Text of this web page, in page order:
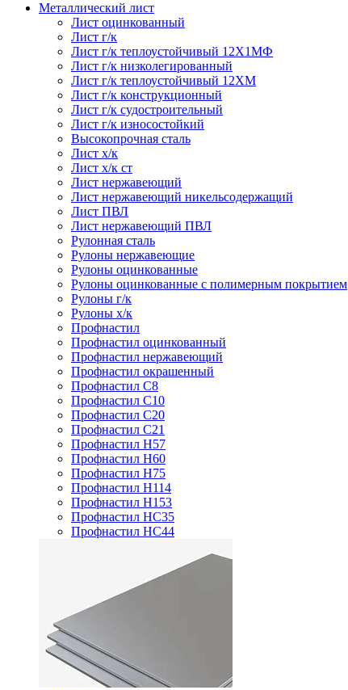
Металлический лист
Лист оцинкованный
Лист г/к
Лист г/к теплоустойчивый 12Х1МФ
Лист г/к низколегированный
Лист г/к теплоустойчивый 12ХМ
Лист г/к конструкционный
Лист г/к судостроительный
Лист г/к износостойкий
Высокопрочная сталь
Лист х/к
Лист х/к ст
Лист нержавеющий
Лист нержавеющий никельсодержащий
Лист ПВЛ
Лист нержавеющий ПВЛ
Рулонная сталь
Рулоны нержавеющие
Рулоны оцинкованные
Рулоны оцинкованные с полимерным покрытием
Рулоны г/к
Рулоны х/к
Профнастил
Профнастил оцинкованный
Профнастил нержавеющий
Профнастил окрашенный
Профнастил С8
Профнастил С10
Профнастил С20
Профнастил С21
Профнастил Н57
Профнастил Н60
Профнастил Н75
Профнастил Н114
Профнастил Н153
Профнастил НС35
Профнастил НС44